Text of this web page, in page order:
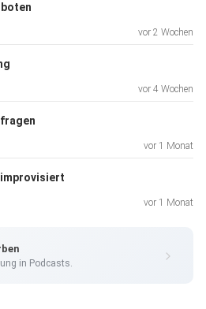
#Hotel
#Barkeeper #Cocktail
#Fernsehen
vor 2 Wochen
vor 4 Wochen
vor 1 Monat
improvisiert
vor 1 Monat
in Podcasts.